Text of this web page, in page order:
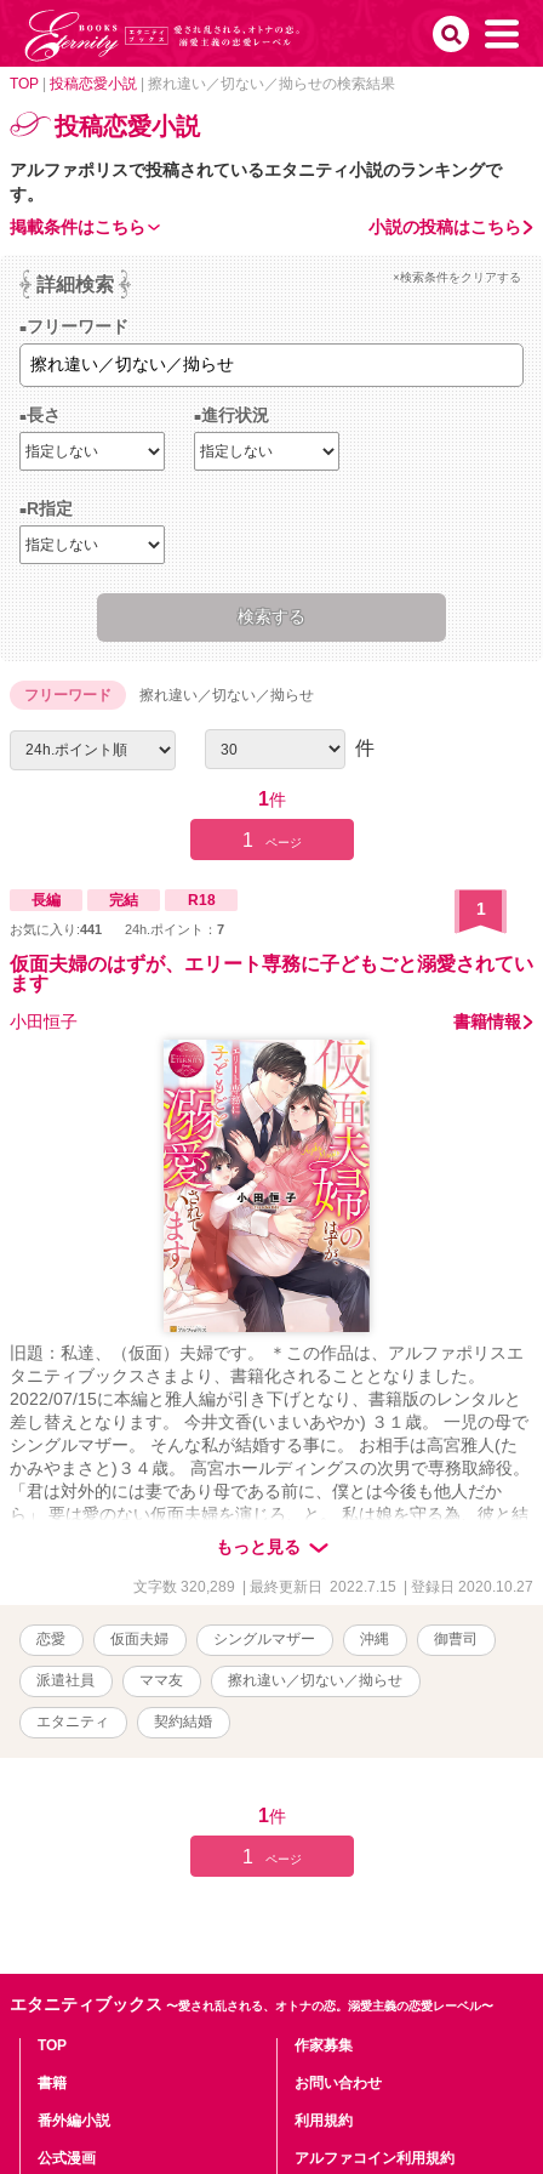
TOP 投稿恋愛小説 擦れ違い／切ない／拗らせの検索結果
投稿恋愛小説
アルファポリスで投稿されているエタニティ小説のランキングで
す。
小説の投稿はこちら
掲載条件はこちら
詳細検索 ×検索条件をクリアする
フリーワード
長さ 進行状況
R指定
フリーワード 擦れ違い／切ない／拗らせ
件
1件
1 ページ
長編 完結 R18
お気に入り:441 24h.ポイント： 7
1
仮面夫婦のはずが、エリート専務に子どもごと溺愛されてい
ます
小田恒子 書籍情報
旧題：私達、（仮面）夫婦です。 ＊この作品は、アルファポリスエ
タニティブックスさまより、書籍化されることとなりました。
2022/07/15に本編と雅人編が引き下げとなり、書籍版のレンタルと
差し替えとなります。 今井文香(いまいあやか) ３１歳。 一児の母で
シングルマザー。 そんな私が結婚する事に。 お相手は高宮雅人(た
かみやまさと)３４歳。 高宮ホールディングスの次男で専務取締役。
「君は対外的には妻であり母である前に、僕とは今後も他人だか
ら」 要は愛のない仮面夫婦を演じろ、と。 私は娘を守る為、彼と結
婚する。 連載開始日 2019/05/22 本編完結日 2019/08/10 雅人編連載
開始日 2019/08/24 雅人編完結日 2019/10/03 (本編書籍化にあたり、
こちらは多大なネタバレがあるため取り下げしております) 史那編開
ーズカフェランキング総合１位、ありがとうございます。 (書籍化に
伴い、ベリーズさんのサイトは引き下げた上で削除しております) 作
品の無断転載はご遠慮ください。
もっと見る
文字数 320,289 | 最終更新日 2022.7.15 | 登録日 2020.10.27
恋愛 仮面夫婦 シングルマザー 沖縄 御曹司
派遣社員 ママ友 擦れ違い／切ない／拗らせ
エタニティ 契約結婚
1件
1 ページ
エタニティブックス 〜愛され乱される、オトナの恋。溺愛主義の恋愛レーベル〜
TOP
書籍
番外編小説
公式漫画
作家募集
お問い合わせ
利用規約
アルファコイン利用規約